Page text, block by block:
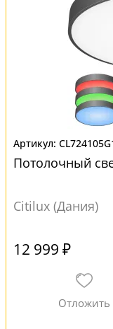
Потолочный
Citilux (Дания)
12 999 ₽